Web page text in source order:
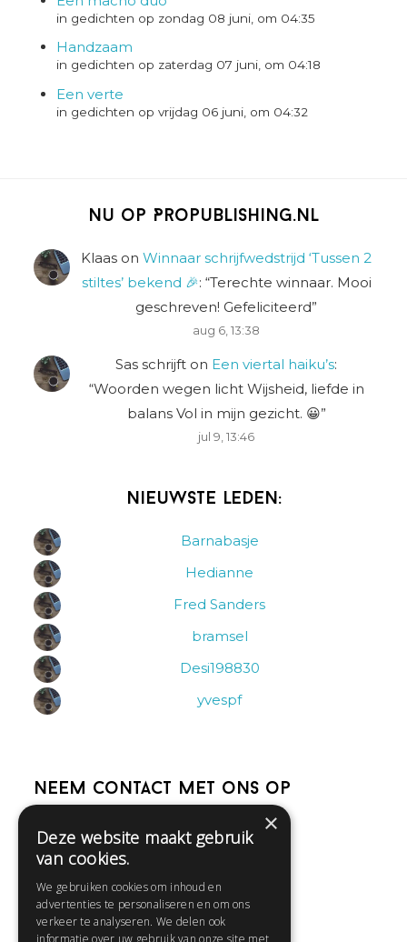
in gedichten op zondag 08 juni, om 04:35
Handzaam
in gedichten op zaterdag 07 juni, om 04:18
Een verte
in gedichten op vrijdag 06 juni, om 04:32
Nu op Propublishing.nl
Klaas on Winnaar schrijfwedstrijd ‘Tussen 2
stiltes’ bekend 🎉: “Terechte winnaar. Mooi
geschreven! Gefeliciteerd”
aug 6, 13:38
Sas schrijft on Een viertal haiku’s:
“Woorden wegen licht Wijsheid, liefde in
balans Vol in mijn gezicht. 😀”
jul 9, 13:46
Nieuwste leden:
Barnabasje
Hedianne
Fred Sanders
bramsel
Desi198830
yvespf
Neem contact met ons op
Help
Contact
Huisregels
×
Deze website maakt gebruik
van cookies.
We gebruiken cookies om inhoud en
advertenties te personaliseren en om ons
verkeer te analyseren. We delen ook
informatie over uw gebruik van onze site met